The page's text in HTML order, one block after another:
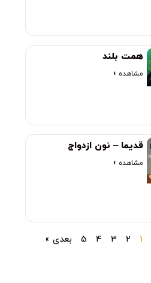
همت بلند
مشاهده »
قدیما – نون ازدواج
مشاهده »
1
2
3
4
5 بعدی »